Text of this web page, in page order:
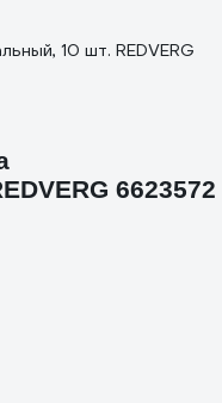
6623572